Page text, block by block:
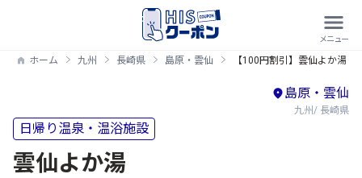
ホーム 九州 長崎県 島原・雲仙 【100円割引】雲仙よか湯
島原・雲仙
九州/ 長崎県
日帰り温泉・温浴施設
雲仙よか湯